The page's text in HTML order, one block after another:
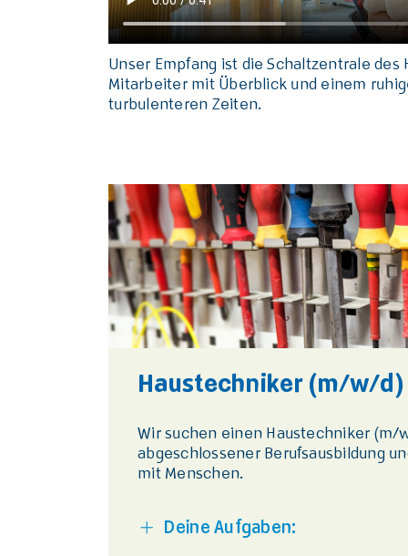
Unser Empfang ist die Schaltzentrale des
Mitarbeiter mit Überblick und einem
turbulenteren Zeiten.
Haustechniker (m/w/d)
Wir suchen einen Haustechniker (m/
abgeschlossener Berufsausbildung
mit Menschen.
Deine Aufgaben: